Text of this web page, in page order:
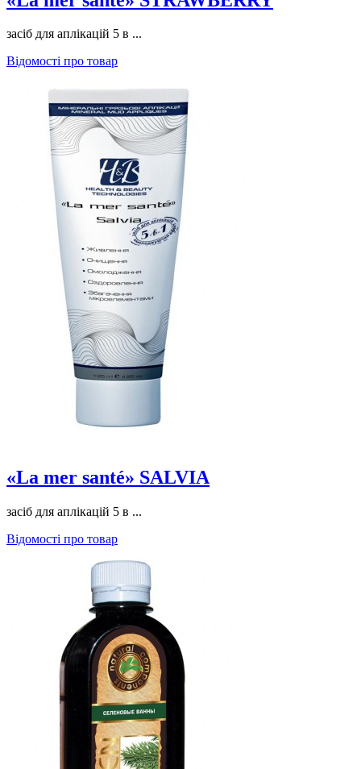
засіб для аплікацій 5 в ...
Відомості про товар
«La mer santé» SALVIA
засіб для аплікацій 5 в ...
Відомості про товар